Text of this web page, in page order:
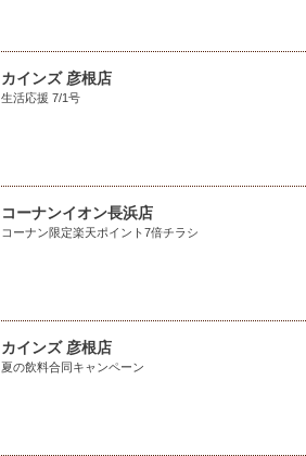
カインズ 彦根店
生活応援 7/1号
コーナンイオン長浜店
コーナン限定楽天ポイント7倍チラシ
カインズ 彦根店
夏の飲料合同キャンペーン